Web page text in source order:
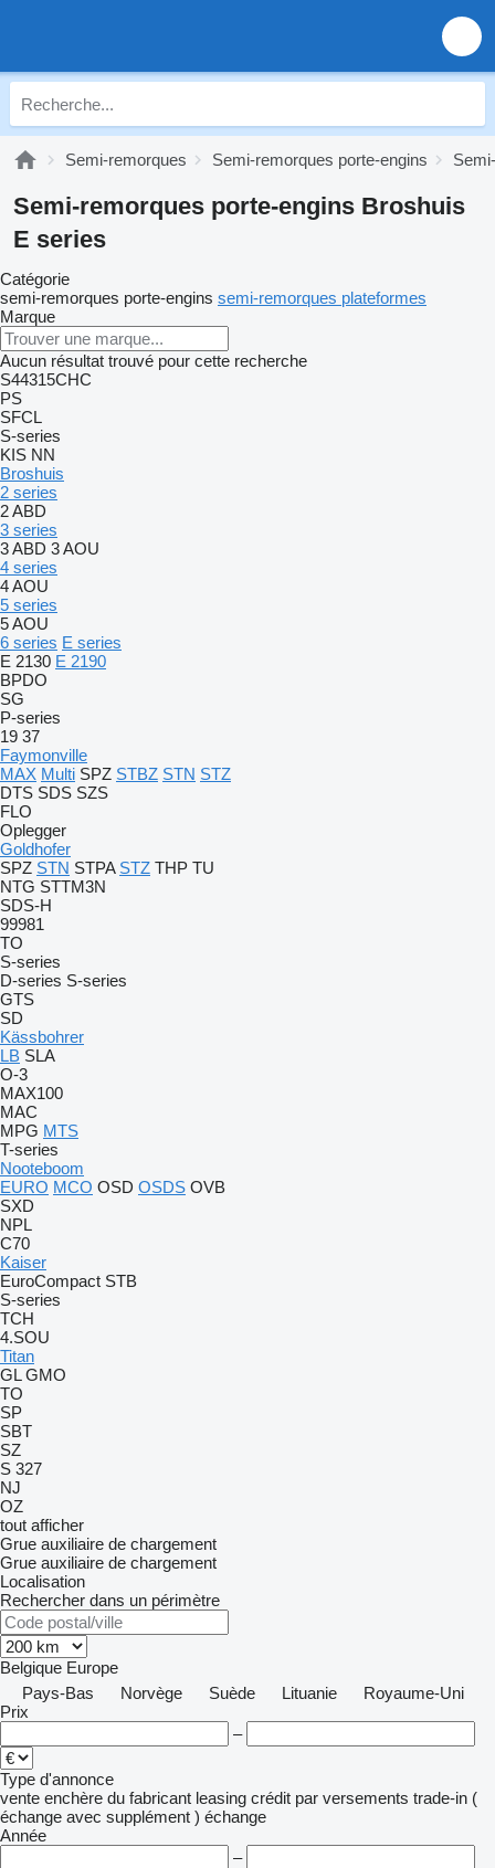
Semi-remorques Semi-remorques porte-engins
Semi-remorques porte-engins Broshuis
E series
Catégorie
semi-remorques porte-engins semi-remorques plateformes
Marque
Aucun résultat trouvé pour cette recherche
S44315CHC
PS
SFCL
S-series
KIS NN
Broshuis
2 series
2 ABD
3 series
3 ABD 3 AOU
4 series
4 AOU
5 series
5 AOU
6 series E series
E 2130 E 2190
BPDO
SG
P-series
19 37
Faymonville
MAX Multi SPZ STBZ STN STZ
DTS SDS SZS
FLO
Oplegger
Goldhofer
SPZ STN STPA STZ THP TU
NTG STTM3N
SDS-H
99981
TO
S-series
D-series S-series
GTS
SD
Kässbohrer
LB SLA
O-3
MAX100
MAC
MPG MTS
T-series
Nooteboom
EURO MCO OSD OSDS OVB
SXD
NPL
C70
Kaiser
EuroCompact STB
S-series
TCH
4.SOU
Titan
GL GMO
TO
SP
SBT
SZ
S 327
NJ
OZ
tout afficher
Grue auxiliaire de chargement
Grue auxiliaire de chargement
Localisation
Rechercher dans un périmètre
Belgique Europe
Pays-Bas
Norvège Suède Lituanie
Royaume-Uni
Prix
–
Type d'annonce
vente enchère du fabricant leasing crédit par versements trade-in (
échange avec supplément ) échange
Année
–